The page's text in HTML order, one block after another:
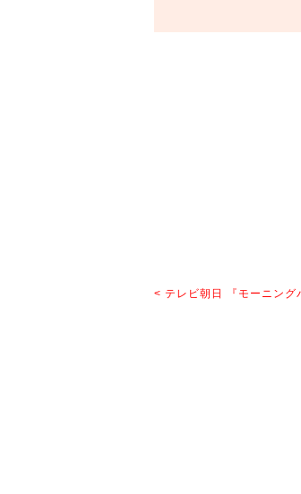
< テレビ朝日 『モーニン